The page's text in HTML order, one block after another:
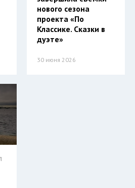
нового сезона
проекта «По
Классике. Сказки в
дуэте»
30 июня 2026